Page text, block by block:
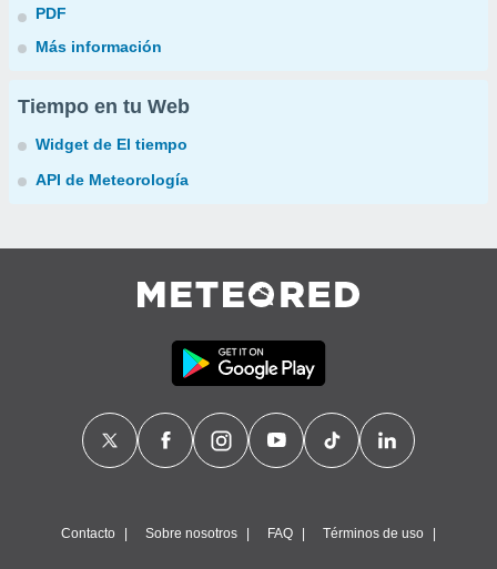
PDF
Más información
Tiempo en tu Web
Widget de El tiempo
API de Meteorología
Contacto Sobre nosotros FAQ Términos de uso